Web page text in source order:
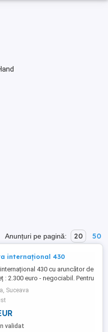
Anunțuri pe pagină: 20 50
internațional 430
430 cu aruncător de
: 2.300 euro - negociabil. Pentru
detalii sunați la numărul de
Suceava
validat